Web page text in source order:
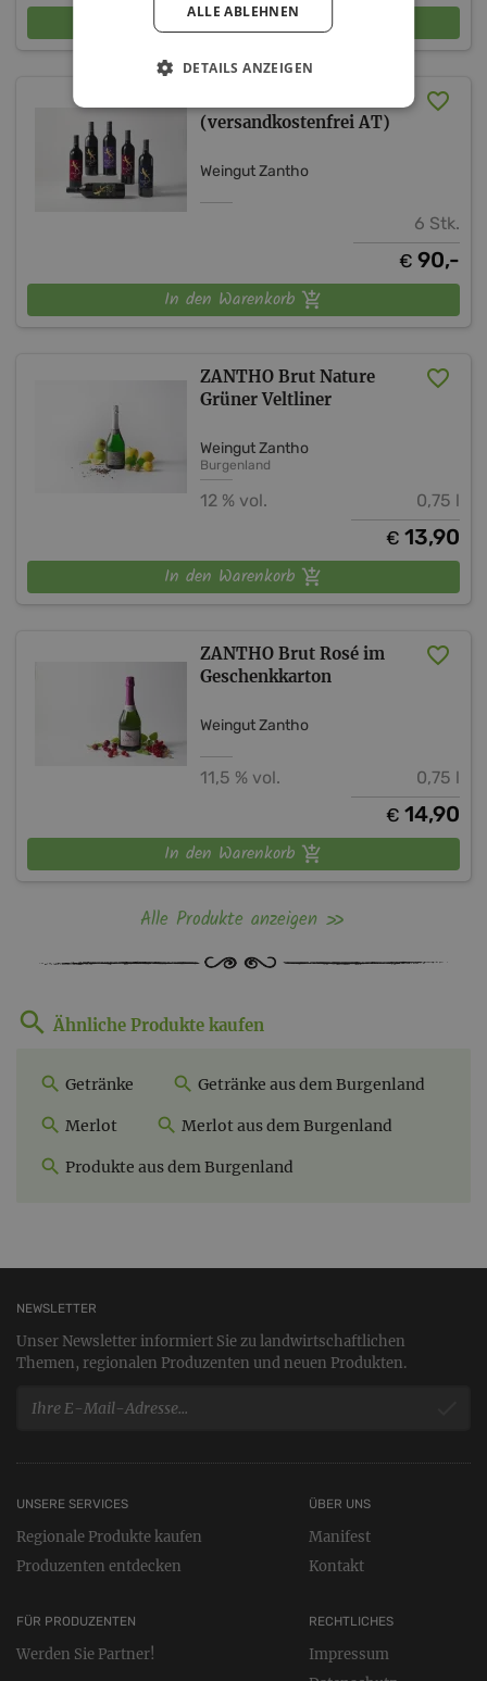
In den Warenkorb
(versandkostenfrei AT)
Weingut Zantho
6 Stk.
€ 90,-
In den Warenkorb
ZANTHO Brut Nature
Grüner Veltliner
Weingut Zantho
Burgenland
12 % vol. 0,75 l
€ 13,90
In den Warenkorb
ZANTHO Brut Rosé im
Geschenkkarton
Weingut Zantho
11,5 % vol. 0,75 l
€ 14,90
In den Warenkorb
Alle Produkte anzeigen
Ähnliche Produkte kaufen
Getränke Getränke aus dem Burgenland
Merlot Merlot aus dem Burgenland
Produkte aus dem Burgenland
NEWSLETTER
Unser Newsletter informiert Sie zu landwirtschaftlichen
Themen, regionalen Produzenten und neuen Produkten.
UNSERE SERVICES
Regionale Produkte kaufen
Produzenten entdecken
FÜR PRODUZENTEN
Werden Sie Partner!
RECHTLICHES
Impressum
ÜBER UNS
Manifest
Kontakt
ALLE ABLEHNEN
DETAILS ANZEIGEN